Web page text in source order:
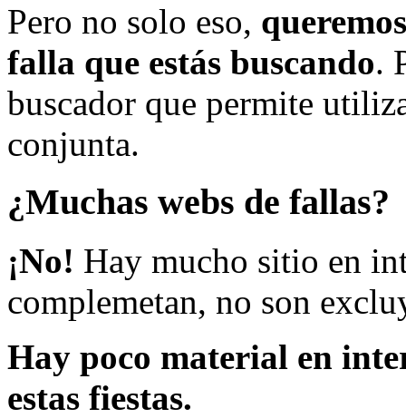
Pero no solo eso,
falla que estás buscando.
buscador que permite
conjunta.
¿Muchas webs de fallas?
¡No! Hay mucho sitio en
complemetan, no son
Hay poco material en
estas fiestas.